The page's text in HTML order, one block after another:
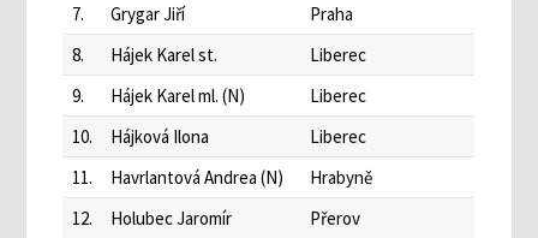
7.
Grygar Jiří
Praha
8.
Hájek Karel st.
Liberec
9.
Hájek Karel ml. (N)
Liberec
10.
Hájková Ilona
Liberec
11.
Havrlantová Andrea (N)
Hrabyně
12.
Holubec Jaromír Přerov